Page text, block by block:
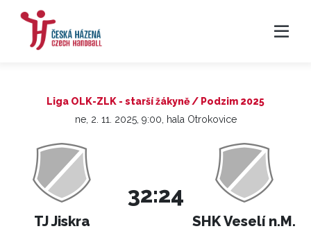
Liga OLK-ZLK - starší žákyně / Podzim 2025
ne, 2. 11. 2025, 9:00, hala Otrokovice
TJ Jiskra
32:24
SHK Veselí n.M.